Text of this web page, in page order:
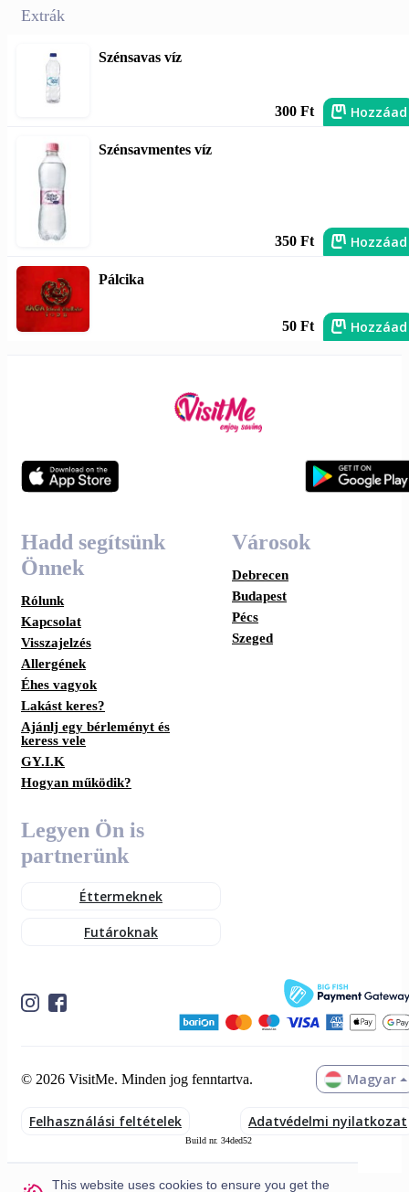
This website uses cookies to ensure you get the
Extrák
Szénsavas víz
300 Ft Hozzáad
Szénsavmentes víz
350 Ft Hozzáad
Pálcika
50 Ft Hozzáad
Hadd segítsünk
Önnek
Rólunk
Kapcsolat
Visszajelzés
Allergének
Éhes vagyok
Lakást keres?
Ajánlj egy bérleményt és
keress vele
GY.I.K
Hogyan működik?
Városok
Debrecen
Budapest
Pécs
Szeged
Legyen Ön is
partnerünk
Éttermeknek
Futároknak
© 2026 VisitMe. Minden jog fenntartva. Magyar
Felhasználási feltételek Adatvédelmi nyilatkozat
Build nr. 34ded52